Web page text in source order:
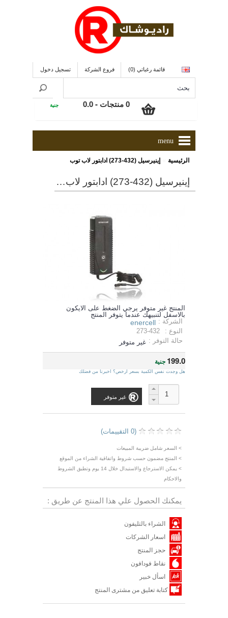
قائمة رغباتي (0) فروع الشركة تسجيل دخول
0 منتجات - 0.0 جنية
menu
الرئيسية إينيرسيل (432-273) ادابتور لاب توب
إينيرسيل (432-273) ادابتور لاب توب
المنتج غير متوفر يرجي الضغط على الايكون
بالاسفل لتنبيهك عندما يتوفر المنتج
الشركة : enercell
النوع :
273-432
حالة التوفر : غير متوفر
199.0 جنية
هل وجدت نفس الكمية بسعر ارخص؟ اخبرنا من فضلك
غير متوفر
(0 التقييمات)
> السعر شامل ضريبة المبيعات
> المنتج مضمون حسب شروط واتفاقية الشراء من الموقع
> يمكن الاسترجاع والاستبدال خلال 14 يوم وتطبق الشروط
والاحكام
يمكنك الحصول علي هذا المنتج عن طريق :
الشراء بالتليفون
اسعار الشركات
حجز المنتج
نقاط فودافون
اسأل خبير
كتابة تعليق من مشترى المنتج